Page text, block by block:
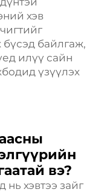
хэв
байлгаж,
илүү сайн
үзүүлэх
вэ?
нь хэвтээ зайг